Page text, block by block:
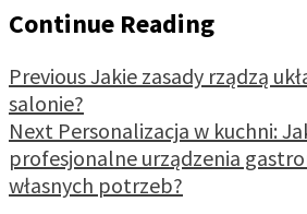
Continue Reading
PreviousJakie zasady rządzą
salonie?
Next Personalizacja w kuchni:
profesjonalne urządzenia
własnych potrzeb?